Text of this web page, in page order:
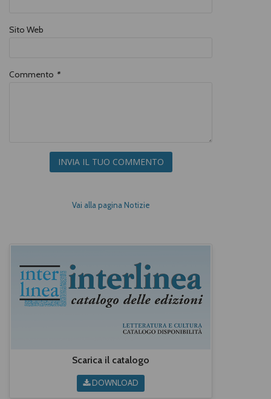
Sito Web
Commento *
INVIA IL TUO COMMENTO
Vai alla pagina Notizie
Scarica il catalogo
DOWNLOAD